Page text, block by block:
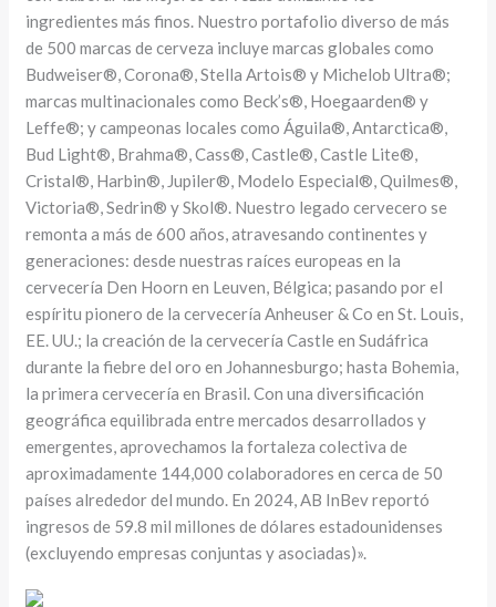
ingredientes más finos. Nuestro portafolio diverso de más
de 500 marcas de cerveza incluye marcas globales como
Budweiser®, Corona®, Stella Artois® y Michelob Ultra®;
marcas multinacionales como Beck’s®, Hoegaarden® y
Leffe®; y campeonas locales como Águila®, Antarctica®,
Bud Light®, Brahma®, Cass®, Castle®, Castle Lite®,
Cristal®, Harbin®, Jupiler®, Modelo Especial®, Quilmes®,
Victoria®, Sedrin® y Skol®. Nuestro legado cervecero se
remonta a más de 600 años, atravesando continentes y
generaciones: desde nuestras raíces europeas en la
cervecería Den Hoorn en Leuven, Bélgica; pasando por el
espíritu pionero de la cervecería Anheuser & Co en St. Louis,
EE. UU.; la creación de la cervecería Castle en Sudáfrica
durante la fiebre del oro en Johannesburgo; hasta Bohemia,
la primera cervecería en Brasil. Con una diversificación
geográfica equilibrada entre mercados desarrollados y
emergentes, aprovechamos la fortaleza colectiva de
aproximadamente 144,000 colaboradores en cerca de 50
países alrededor del mundo. En 2024, AB InBev reportó
ingresos de 59.8 mil millones de dólares estadounidenses
(excluyendo empresas conjuntas y asociadas)».